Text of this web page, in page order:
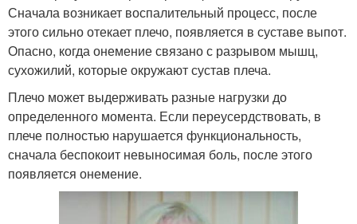
Сначала возникает воспалительный процесс, после
этого сильно отекает плечо, появляется в суставе выпот.
Опасно, когда онемение связано с разрывом мышц,
сухожилий, которые окружают сустав плеча.
Плечо может выдерживать разные нагрузки до
определенного момента. Если переусердствовать, в
плече полностью нарушается функциональность,
сначала беспокоит невыносимая боль, после этого
появляется онемение.